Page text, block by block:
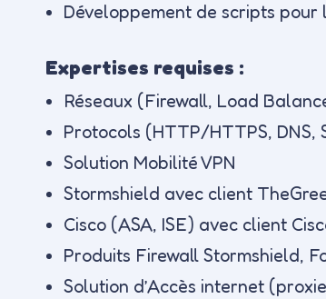
Développement de scripts pour
Expertises requises :
Réseaux (Firewall, Load
Protocols (HTTP/HTTPS, DNS,
Solution Mobilité VPN
Stormshield avec client
Cisco (ASA, ISE) avec client
Produits Firewall Stormshield,
Solution d’Accès internet